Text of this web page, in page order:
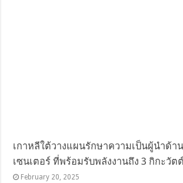
เกาหลีใต้วางแผนรักษาความเป็นผู้นำด้า
เซนเตอร์ ที่พร้อมรับพลังงานถึง 3 กิกะวัตต์
February 20, 2025